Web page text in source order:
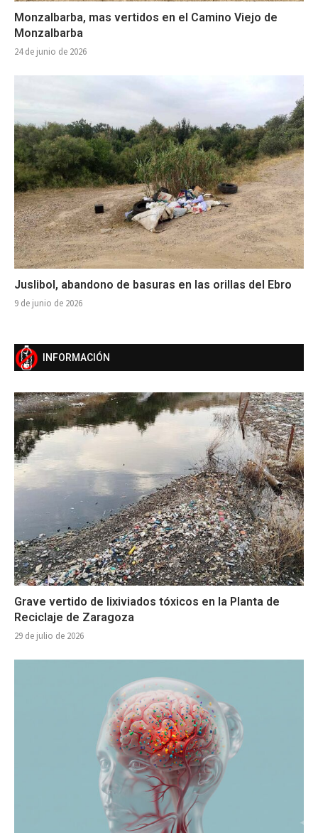
Monzalbarba, mas vertidos en el Camino Viejo de
Monzalbarba
24 de junio de 2026
Juslibol, abandono de basuras en las orillas del Ebro
9 de junio de 2026
INFORMACIÓN
Grave vertido de lixiviados tóxicos en la Planta de
Reciclaje de Zaragoza
29 de julio de 2026